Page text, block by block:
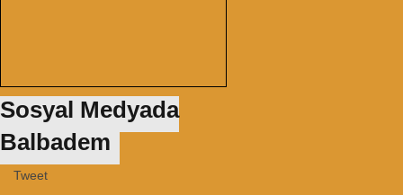
Sosyal Medyada
Balbadem
Tweet